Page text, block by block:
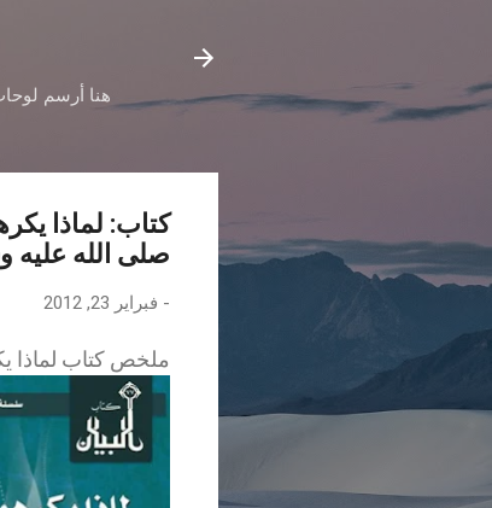
هنا أرسم
كتاب: لماذا
صلى الله عليه
- فبراير 23, 2012
ملخص كتاب لماذا